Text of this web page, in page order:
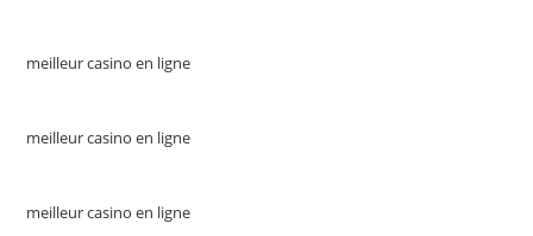
meilleur casino en ligne
meilleur casino en ligne
meilleur casino en ligne